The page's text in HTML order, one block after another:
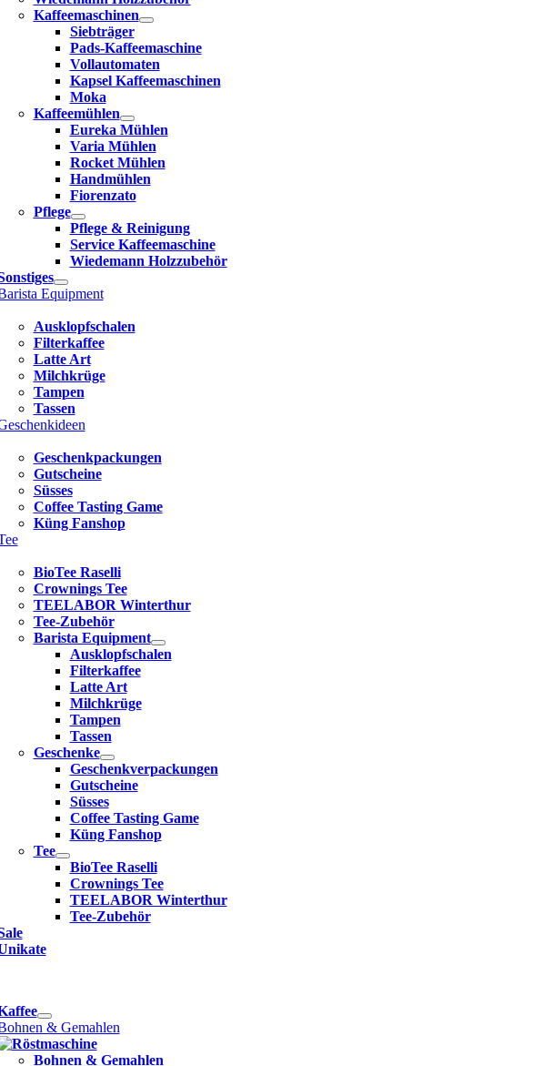
Kaffeemaschinen
Siebträger
Pads-Kaffeemaschine
Vollautomaten
Kapsel Kaffeemaschinen
Moka
Kaffeemühlen
Eureka Mühlen
Varia Mühlen
Rocket Mühlen
Handmühlen
Fiorenzato
Pflege
Pflege & Reinigung
Service Kaffeemaschine
Wiedemann Holzzubehör
Equipment
Ausklopfschalen
Filterkaffee
Latte Art
Milchkrüge
Tampen
Tassen
Geschenkpackungen
Gutscheine
Süsses
Coffee Tasting Game
Küng Fanshop
BioTee Raselli
Crownings Tee
TEELABOR Winterthur
Tee-Zubehör
Barista Equipment
Ausklopfschalen
Filterkaffee
Latte Art
Milchkrüge
Tampen
Tassen
Geschenke
Geschenkverpackungen
Gutscheine
Süsses
Coffee Tasting Game
Küng Fanshop
Tee
BioTee Raselli
Crownings Tee
TEELABOR Winterthur
Tee-Zubehör
& Gemahlen
Bohnen & Gemahlen